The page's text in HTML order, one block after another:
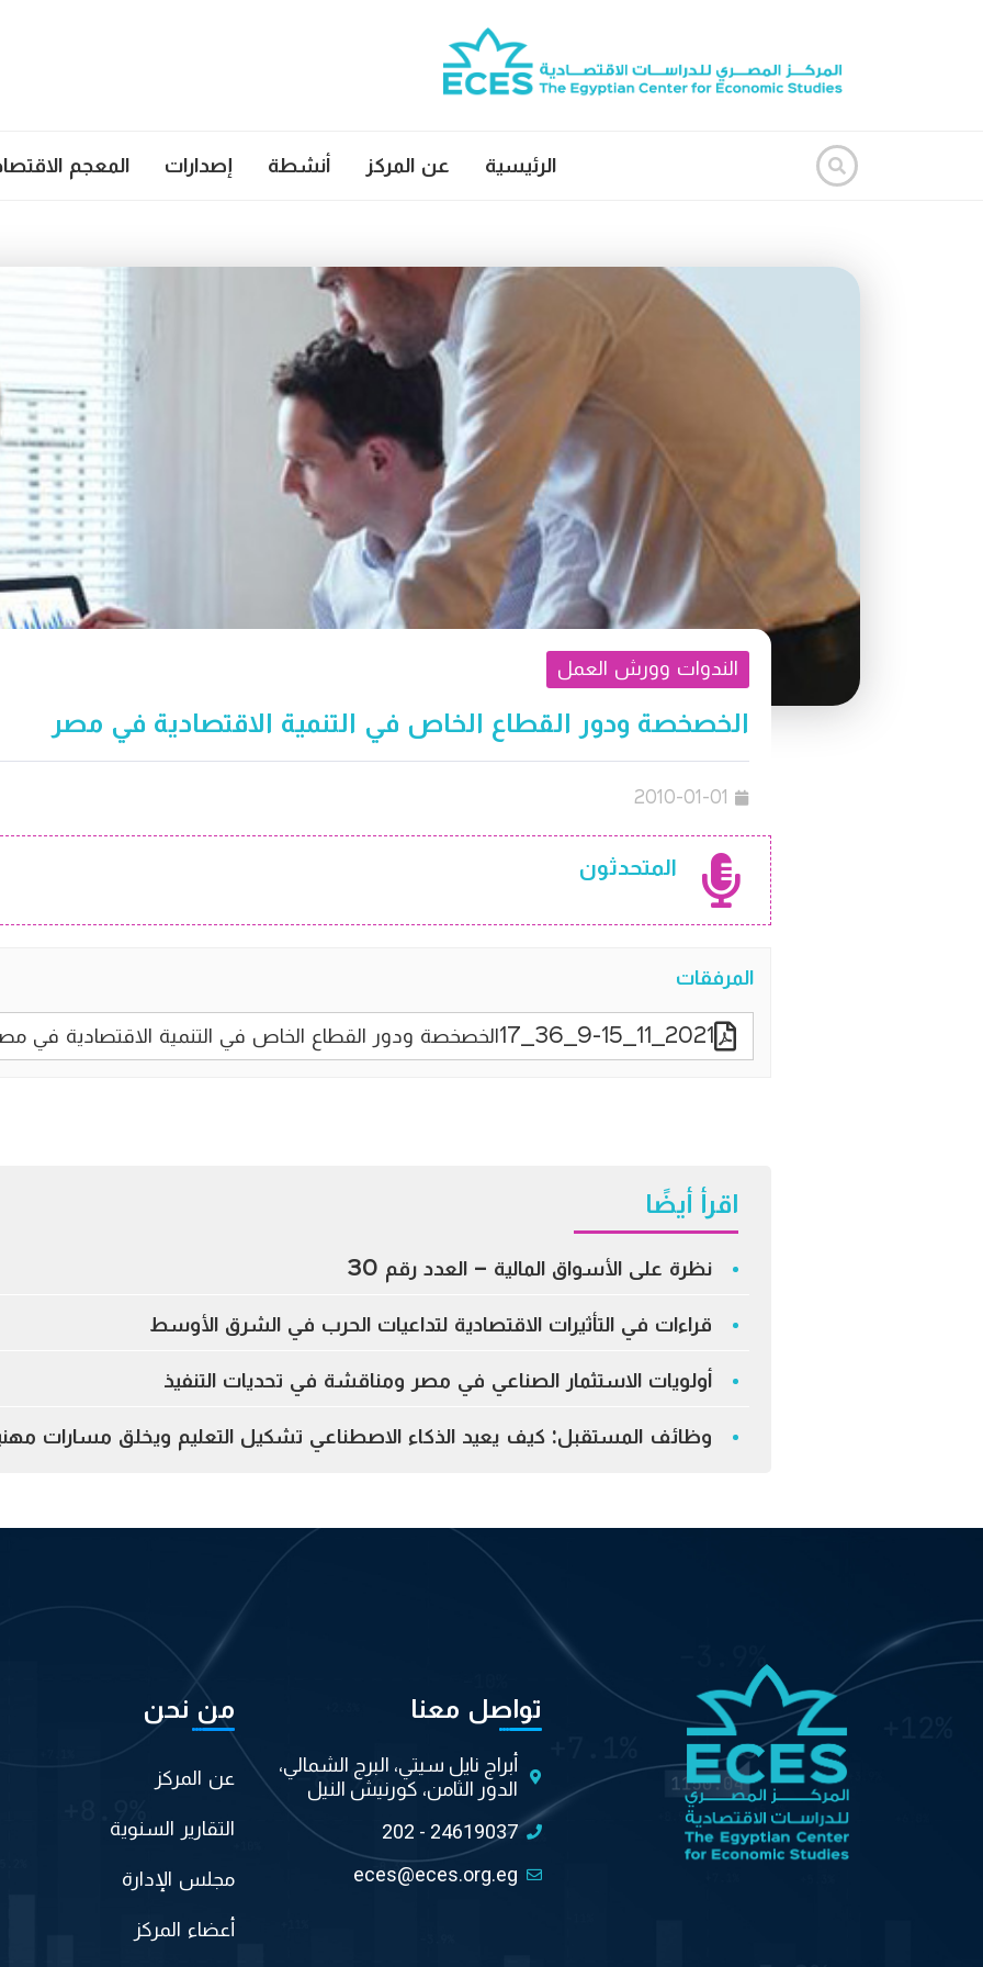
الرئيسية عن المركز أنشطة إصدارات المعجم
الندوات وورش العمل
الخصخصة ودور القطاع الخاص في التنمية الاقتصادية في مصر
2010-01-01
المتحدثون
المرفقات
2021_11_9-15_36_17الخصخصة ودور القطاع الخاص في التنمية الاقتصادية في مصر
اقرأ أيضًا
نظرة على الأسواق المالية – العدد رقم 30
قراءات في التأثيرات الاقتصادية لتداعيات الحرب في الشرق الأوسط
أولويات الاستثمار الصناعي في مصر ومناقشة في تحديات التنفيذ
وظائف المستقبل: كيف يعيد الذكاء الاصطناعي تشكيل التعليم ويخلق مسارات
تواصل معنا
أبراج نايل سيتي، البرج الشمالي،
الدور الثامن، كورنيش النيل
202 - 24619037
eces@eces.org.eg
من نحن
عن المركز
التقارير السنوية
مجلس الإدارة
أعضاء المركز